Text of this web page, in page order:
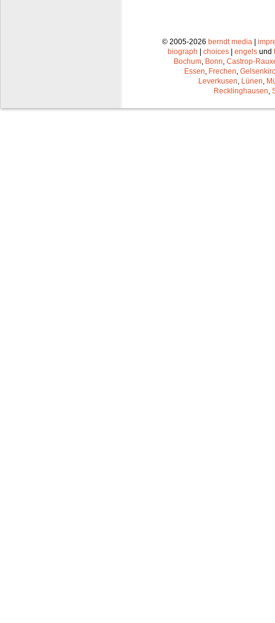
© 2005-2026 berndt media |
biograph | choices | engels und
Bochum Bonn Castrop-
Essen Frechen
Leverkusen Lünen
Recklinghausen